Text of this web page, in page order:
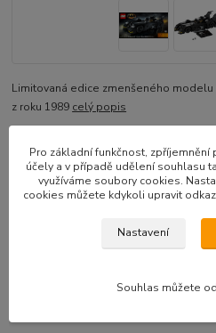
Limitovaná edice zmenšeného modelu
z roku 1989 celý popis
Dostupnost skladem
k odeslání následující pracovní den
EAN kód:
Pro základní funkčnost, zpříjemnění
účely a v případě udělení souhlasu
využíváme soubory cookies.
cookies můžete kdykoli upravit
Nastavení
Souhlas můžete